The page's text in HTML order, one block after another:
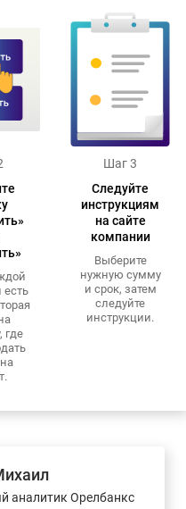
где
Шаг 3
Следуйте
инструкциям
на сайте
компании
Выберите
нужную сумму
и срок, затем
следуйте
инструкции.
аналитик Орелбанкс